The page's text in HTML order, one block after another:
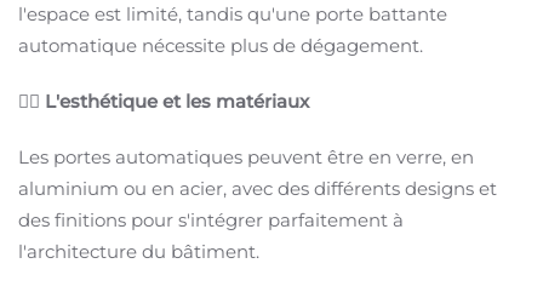
l'espace est limité, tandis qu'une porte battante
automatique nécessite plus de dégagement.
👉🏻 L'esthétique et les matériaux
Les portes automatiques peuvent être en verre, en
aluminium ou en acier, avec des différents designs et
des finitions pour s'intégrer parfaitement à
l'architecture du bâtiment.